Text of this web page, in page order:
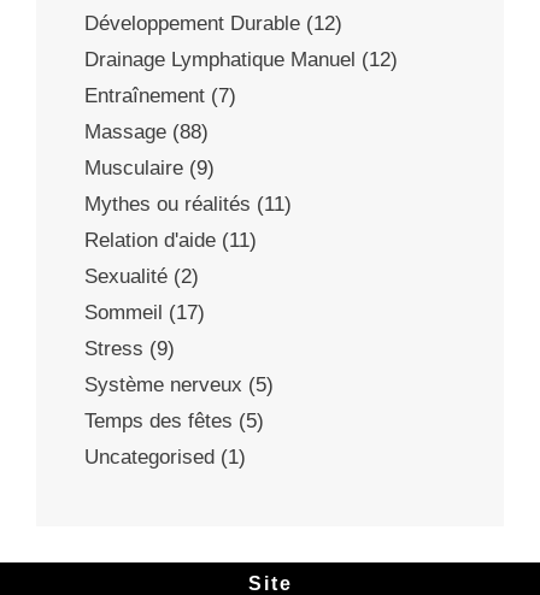
Développement Durable (12)
Drainage Lymphatique Manuel (12)
Entraînement (7)
Massage (88)
Musculaire (9)
Mythes ou réalités (11)
Relation d'aide (11)
Sexualité (2)
Sommeil (17)
Stress (9)
Système nerveux (5)
Temps des fêtes (5)
Uncategorised (1)
Site